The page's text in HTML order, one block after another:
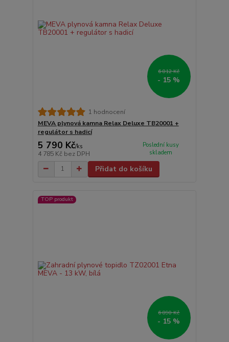
6 812 Kč
- 15 %
1 hodnocení
MEVA plynová kamna Relax Deluxe TB20001 +
regulátor s hadicí
5 790 Kč/ks
4 785 Kč bez DPH
Poslední kusy
skladem
Přidat do košíku
TOP produkt
6 890 Kč
- 15 %